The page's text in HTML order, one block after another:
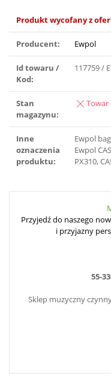
Produkt wycofany z
Producent: Ewpol
Id towaru /
Kod:
117759 /
Stan
magazynu:
Inne
oznaczenia
produktu:
Ewpol
Ewpol
PX310,
Przyjedź do naszego
i przyjazny
55-
Sklep muzyczny